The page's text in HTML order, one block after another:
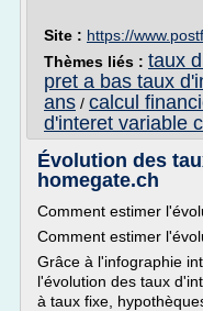
Site : https://
Thèmes liés : taux
pret a bas taux
ans / calcul
d'interet variable
Évolution des
homegate.ch
Comment estimer
Comment estimer
Grâce à l'infographie
l'évolution des taux
à taux fixe,